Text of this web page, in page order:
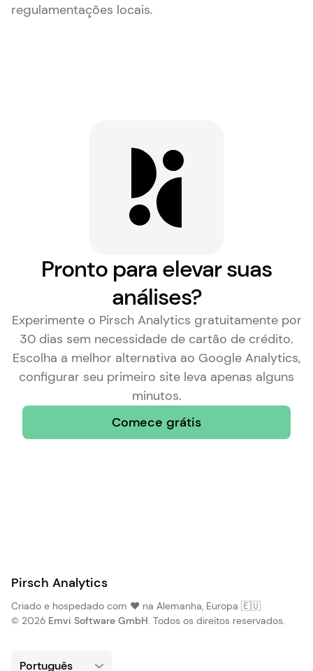
regulamentações locais.
Pronto para elevar suas
análises?
Experimente o Pirsch Analytics gratuitamente por
30 dias sem necessidade de cartão de crédito.
Escolha a melhor alternativa ao Google Analytics,
configurar seu primeiro site leva apenas alguns
minutos.
Comece grátis
Pirsch Analytics
Criado e hospedado com ❤️ na Alemanha, Europa 🇪🇺
© 2026 Emvi Software GmbH. Todos os direitos reservados.